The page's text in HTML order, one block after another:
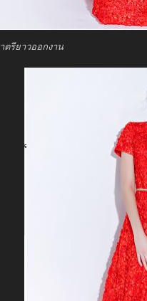
ตรียาวออกงาน